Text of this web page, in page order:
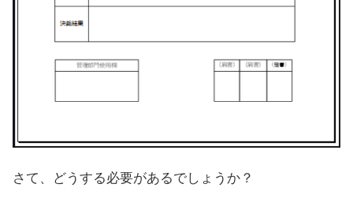
さて、どうする必要があるでしょうか？